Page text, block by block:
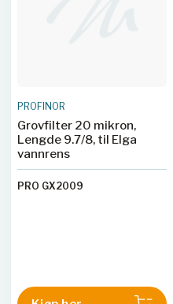
PROFINOR
Grovfilter 20 mikron,
Lengde 9.7/8, til Elga
vannrens
PRO GX2009